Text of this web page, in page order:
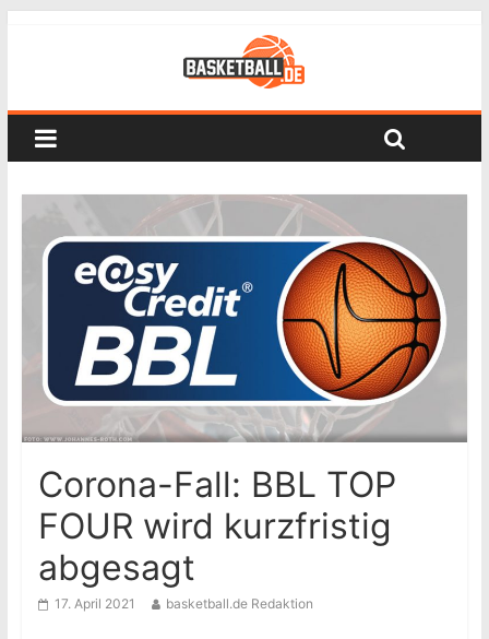
Corona-Fall: BBL TOP
FOUR wird kurzfristig
abgesagt
17. April 2021 basketball.de Redaktion